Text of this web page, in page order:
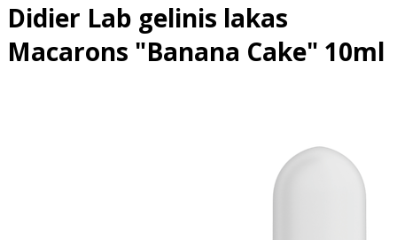
Didier Lab gelinis lakas
Macarons "Banana Cake" 10ml